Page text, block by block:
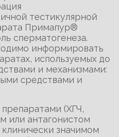
тестикулярной
Примапур®
сперматогенеза.
информировать
используемых до
и механизмами:
средствами и
(ХГЧ,
или антагонистом
значимом